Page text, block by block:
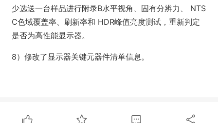
少选送一台样品进行附录B水平视角、固有分辨力、 NTS
C色域覆盖率、刷新率和 HDR峰值亮度测试，重新判定
是否为高性能显示器。
8）修改了显示器关键元器件清单信息。